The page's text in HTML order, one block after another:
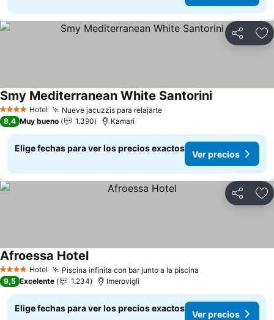
Compartir
4 EstrellasHotel Nueve jacuzzis para relajarteVer precios
Smy Mediterranean White SantoriniVer precios
8,4 Muy bueno 1.390 Kamari
Elige fechas para ver los precios exactos
Ver precios
Compartir
4 EstrellasHotel Piscina infinita con bar junto a la piscina
Afroessa HotelVer precios
9,5 Excelente 1.234 Imerovigli
Elige fechas para ver los precios exactos
Ver precios